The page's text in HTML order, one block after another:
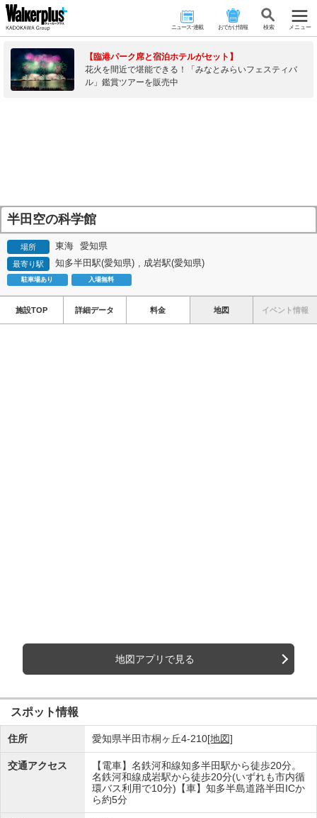
ニュース･連載 おでかけ情報 検 索 メニュー
【臨港パーク席と宿泊ホテルがセット】
花火を間近で堪能できる！「みなとみらいフェスティバ
ル」鑑賞ツアーを販売中
半田空の科学館
場所 東海 愛知県
最寄り駅 知多半田駅(愛知県) , 成岩駅(愛知県)
駐車場あり 入場無料
施設TOP 詳細データ 料金 地図 イベント情報
地図アプリで見る
スポット情報
住所 愛知県半田市桐ヶ丘4-210[地図]
交通アクセス
【電車】名鉄河和線知多半田駅から徒歩20分。
名鉄河和線成岩駅から徒歩20分(いずれも市内循
環バス利用で10分)【車】知多半島道路半田ICか
ら約5分